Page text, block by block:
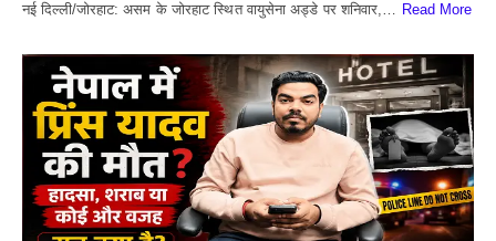
नई दिल्ली/जोरहाट: असम के जोरहाट स्थित वायुसेना अड्डे पर शनिवार,… Read More